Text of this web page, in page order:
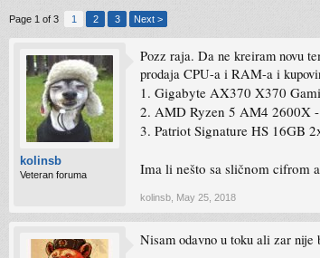
Page 1 of 3 1 2 3 Next >
kolinsb
Veteran foruma
Pozz raja. Da ne kreiram novu
prodaja CPU-a i RAM-a i
1. Gigabyte AX370 X370
2. AMD Ryzen 5 AM4 2600X
3. Patriot Signature HS 16GB
Ima li nešto sa sličnom cifrom
kolinsb May 25, 2018
Nisam odavno u toku ali zar